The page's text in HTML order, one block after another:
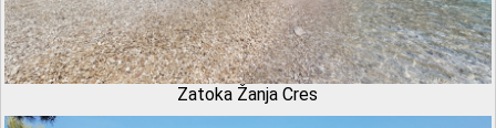
Zatoka Žanja Cres